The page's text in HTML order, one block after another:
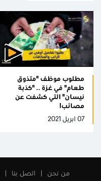
مطلوب موظف "متذوق
طعام" في غزة .. "كذبة
نيسان" التي كشفت عن
مصائب!
07 ابريل 2021
من نحن اتصل بنا